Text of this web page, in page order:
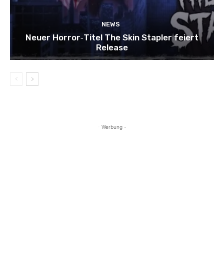
NEWS
Neuer Horror‑Titel The Skin Stapler feiert
Release
- Werbung -